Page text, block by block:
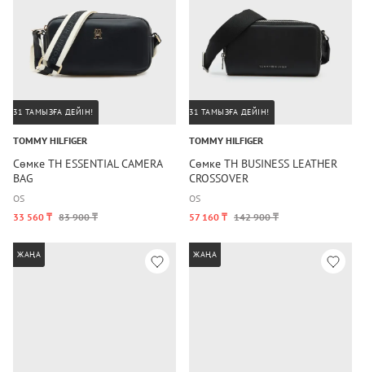
31 ТАМЫЗҒА ДЕЙІН!
TOMMY HILFIGER
Сөмке TH ESSENTIAL CAMERA
BAG
OS
33 560 ₸ 83 900 ₸
31 ТАМЫЗҒА ДЕЙІН!
TOMMY HILFIGER
Сөмке TH BUSINESS LEATHER
CROSSOVER
OS
57 160 ₸ 142 900 ₸
ЖАҢА ЖАҢА